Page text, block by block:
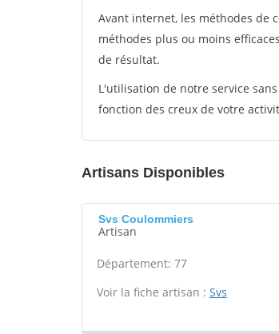
Avant internet, les méthodes de
méthodes plus ou moins
de résultat.
L'utilisation de notre service
fonction des creux de votre
Artisans Disponibles
Svs Coulommiers
Artisan
Département: 77
Voir la fiche artisan : Svs